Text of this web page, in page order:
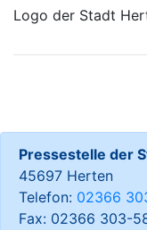
Logo der Stadt
Pressestelle der
45697 Herten
Telefon: 02366
Fax: 02366 303-